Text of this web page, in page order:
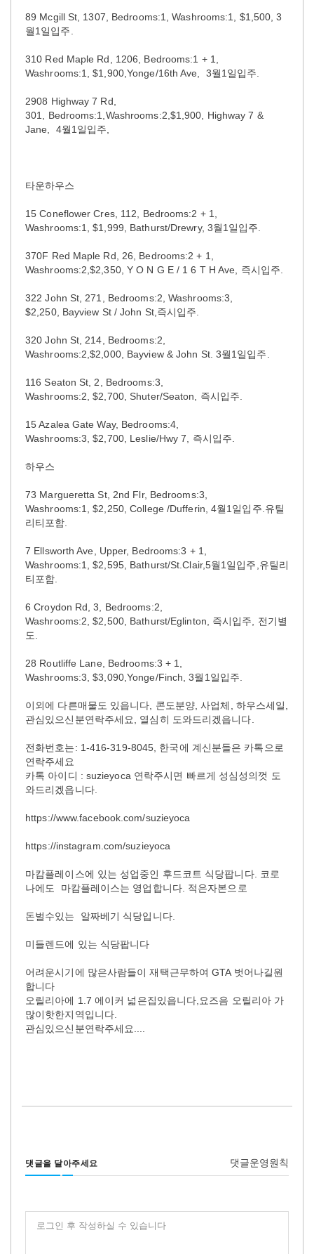
89 Mcgill St, 1307, Bedrooms:1, Washrooms:1, $1,500, 3
월1일입주.
310 Red Maple Rd, 1206, Bedrooms:1 + 1,
Washrooms:1, $1,900,Yonge/16th Ave, 3월1일입주.
2908 Highway 7 Rd,
301, Bedrooms:1,Washrooms:2,$1,900, Highway 7 &
Jane, 4월1일입주,
타운하우스
15 Coneflower Cres, 112, Bedrooms:2 + 1,
Washrooms:1, $1,999, Bathurst/Drewry, 3월1일입주.
370F Red Maple Rd, 26, Bedrooms:2 + 1,
Washrooms:2,$2,350, Y O N G E / 1 6 T H Ave, 즉시입주.
322 John St, 271, Bedrooms:2, Washrooms:3,
$2,250, Bayview St / John St,즉시입주.
320 John St, 214, Bedrooms:2,
Washrooms:2,$2,000, Bayview & John St. 3월1일입주.
116 Seaton St, 2, Bedrooms:3,
Washrooms:2, $2,700, Shuter/Seaton, 즉시입주.
15 Azalea Gate Way, Bedrooms:4,
Washrooms:3, $2,700, Leslie/Hwy 7, 즉시입주.
하우스
73 Margueretta St, 2nd Flr, Bedrooms:3,
Washrooms:1, $2,250, College /Dufferin, 4월1일입주.유틸
리티포함.
7 Ellsworth Ave, Upper, Bedrooms:3 + 1,
Washrooms:1, $2,595, Bathurst/St.Clair,5월1일입주,유틸리
티포함.
6 Croydon Rd, 3, Bedrooms:2,
Washrooms:2, $2,500, Bathurst/Eglinton, 즉시입주, 전기별
도.
28 Routliffe Lane, Bedrooms:3 + 1,
Washrooms:3, $3,090,Yonge/Finch, 3월1일입주.
이외에 다른매물도 있읍니다, 콘도분양, 사업체, 하우스세일,
관심있으신분연락주세요, 열심히 도와드리겠읍니다.
전화번호는: 1-416-319-8045, 한국에 계신분들은 카톡으로
연락주세요
카톡 아이디 : suzieyoca 연락주시면 빠르게 성심성의껏 도
와드리겠읍니다.
https://www.facebook.com/suzieyoca
https://instagram.com/suzieyoca
마캄플레이스에 있는 성업중인 후드코트 식당팝니다. 코로
나에도 마캄플레이스는 영업합니다. 적은자본으로
돈벌수있는 알짜베기 식당입니다.
미들렌드에 있는 식당팝니다
어려운시기에 많은사람들이 재택근무하여 GTA 벗어나길원
합니다
오릴리아에 1.7 에이커 넓은집있읍니다,요즈음 오릴리아 가
많이핫한지역입니다.
관심있으신분연락주세요....
댓글을 달아주세요 댓글운영원칙
로그인 후 작성하실 수 있습니다